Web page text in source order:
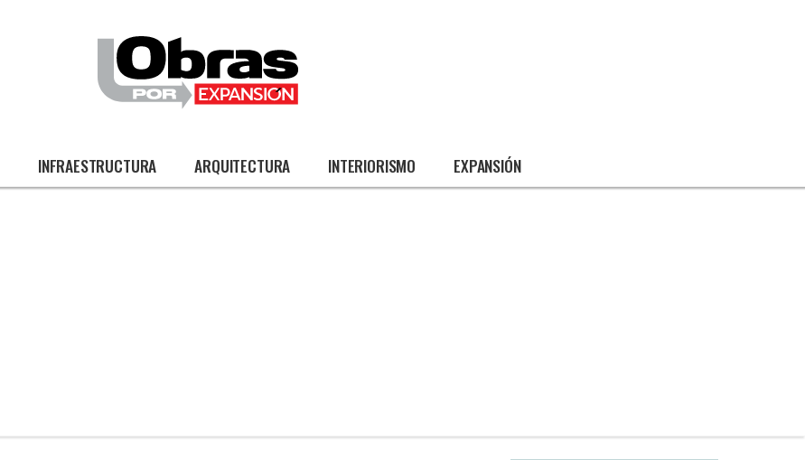
INFRAESTRUCTURA ARQUITECTURA INTERIORISMO EXPANSIÓN